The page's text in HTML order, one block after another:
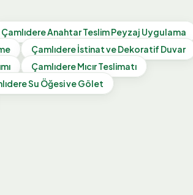
ÇamlıdereAnahtar Teslim Peyzaj Uygulama
Çamlıdereİstinat ve Dekoratif Duvar
ÇamlıdereMıcır Teslimatı
Su Öğesi ve Gölet